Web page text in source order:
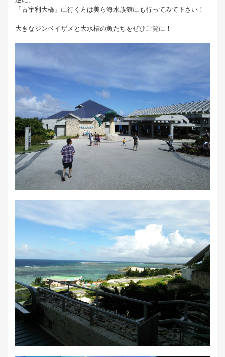
「古宇利大橋」に行く方は美ら海水族館にも行ってみて下さい！
大きなジンベイザメと大水槽の魚たちをぜひご覧に！